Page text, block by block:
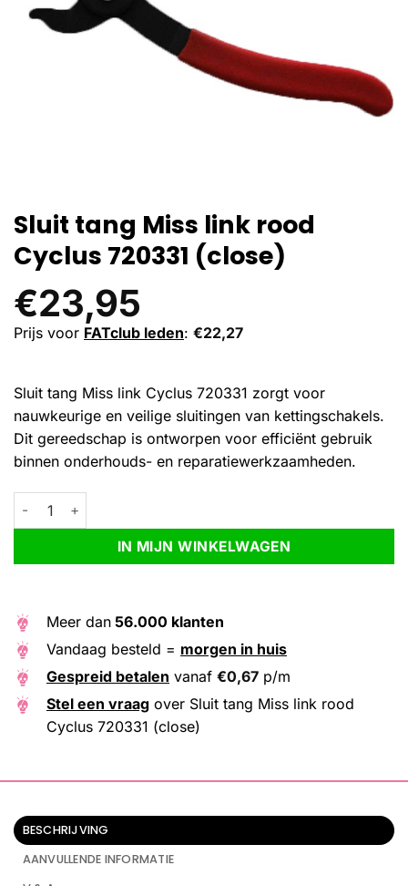
Sluit tang Miss link rood
Cyclus 720331 (close)
€23,95
Prijs voor FATclub leden: €22,27
Sluit tang Miss link Cyclus 720331 zorgt voor
nauwkeurige en veilige sluitingen van kettingschakels.
Dit gereedschap is ontworpen voor efficiënt gebruik
binnen onderhouds- en reparatiewerkzaamheden.
Sluit tang Miss link rood Cyclus 720331 (close) aantal
IN MIJN WINKELWAGEN
Alternative:
Meer dan 56.000 klanten
Vandaag besteld = morgen in huis
Gespreid betalen vanaf €0,67 p/m
Stel een vraag over Sluit tang Miss link rood
Cyclus 720331 (close)
BESCHRIJVING
AANVULLENDE INFORMATIE